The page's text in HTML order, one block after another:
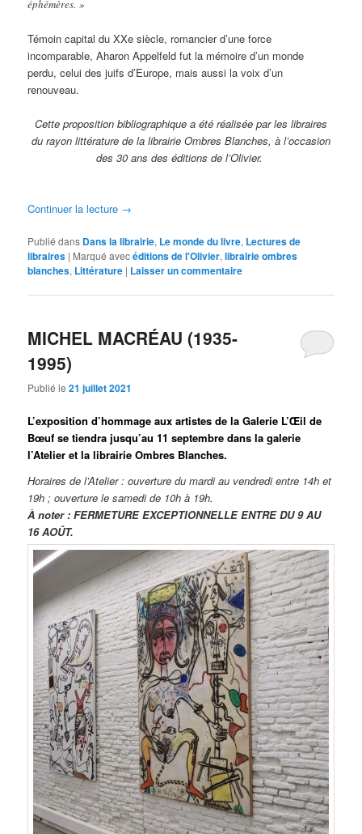
éphémères. »
Témoin capital du XXe siècle, romancier d’une force
incomparable, Aharon Appelfeld fut la mémoire d’un monde
perdu, celui des juifs d’Europe, mais aussi la voix d’un
renouveau.
Cette proposition bibliographique a été réalisée par les libraires
du rayon littérature de la librairie Ombres Blanches, à l’occasion
des 30 ans des éditions de l’Olivier.
Continuer la lecture →
Publié dans Dans la librairie, Le monde du livre, Lectures de
libraires | Marqué avecéditions de l'Olivier,librairie ombres
blanches, Littérature | Laisser un commentaire
MICHEL MACRÉAU (1935-
1995)
Publié le21 juillet 2021
L’exposition d’hommage aux artistes de la Galerie L’Œil de
Bœuf se tiendra jusqu’au 11 septembre dans la galerie
l’Atelier et la librairie Ombres Blanches.
Horaires de l’Atelier : ouverture du mardi au vendredi entre 14h et
19h ; ouverture le samedi de 10h à 19h.
À noter : FERMETURE EXCEPTIONNELLE ENTRE DU 9 AU
16 AOÛT.